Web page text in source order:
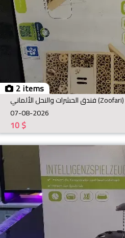
2 items
07-08-2026
$
10